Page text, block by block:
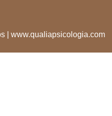
| www.qualiapsicologia.com